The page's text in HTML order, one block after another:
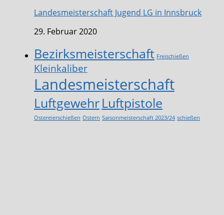
Landesmeisterschaft Jugend LG in Innsbruck
29. Februar 2020
Bezirksmeisterschaft Freischießen
Kleinkaliber
Landesmeisterschaft
LuftgewehrLuftpistole
Ostereierschießen Ostern Saisonmeisterschaft 2023/24 schießen